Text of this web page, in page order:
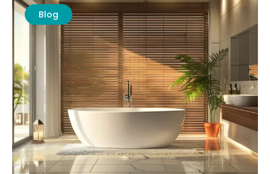
maart 9, 2026 10 min leestijd
Open badkamer ensuite voor een gevoel van
ruimte en luxe
Een open badkamer ensuite voelt als een kleine hotelsuite
in je eigen huis. Je wordt wakker, zet een paar stappen…